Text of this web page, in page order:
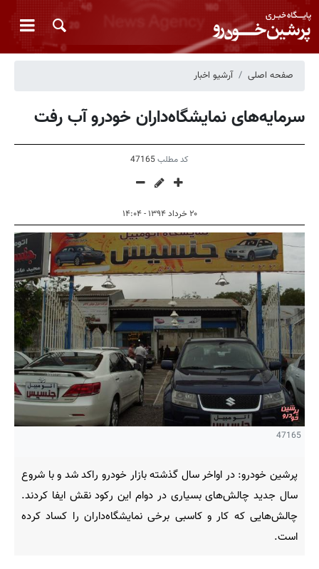
صفحه اصلی آرشیو اخبار
سرمایه‌های نمایشگاه‌داران خودرو آب رفت
کد مطلب47165
۲۰ خرداد ۱۳۹۴ - ۱۴:۰۴
47165
پرشین خودرو: در اواخر سال گذشته بازار خودرو راکد شد و با شروع
سال جدید چالش‌های بسیاری در دوام این رکود نقش ایفا کردند.
چالش‌هایی که کار و کاسبی برخی نمایشگاه‌داران را کساد کرده
است.